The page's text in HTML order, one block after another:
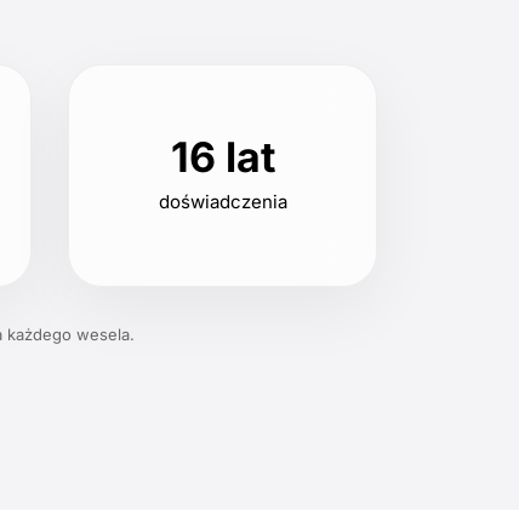
16 lat
doświadczenia
każdego wesela.